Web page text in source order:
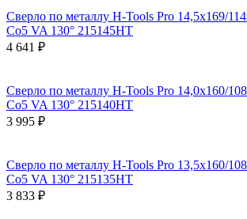
Сверло по металлу H-Tools Pro 14,5x169/
Co5 VA 130° 215145HT
4 641 ₽
Сверло по металлу H-Tools Pro 14,0x160/
Co5 VA 130° 215140HT
3 995 ₽
Сверло по металлу H-Tools Pro 13,5x160/
Co5 VA 130° 215135HT
3 833 ₽